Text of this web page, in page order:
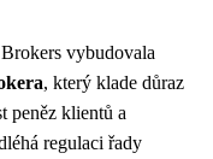
vybudovala
, který klade důraz
peněz klientů a
regulaci řady